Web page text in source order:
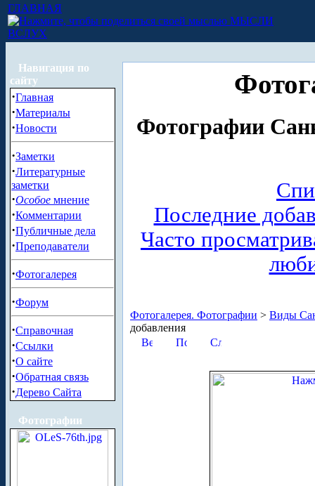
ГЛАВНАЯ
МЫСЛИ
ВСЛУХ
Навигация по
сайту
·Главная
·Материалы
·Новости
·Заметки
·Литературные
заметки
·Особое мнение
·Комментарии
·Публичные дела
·Преподаватели
·Фотогалерея
·Форум
·Справочная
·Ссылки
·О сайте
·Обратная связь
·Дерево Сайта
Фотографии
Фотографии
Последние
Часто
Фотогалерея. Фотографии > Виды
добавления